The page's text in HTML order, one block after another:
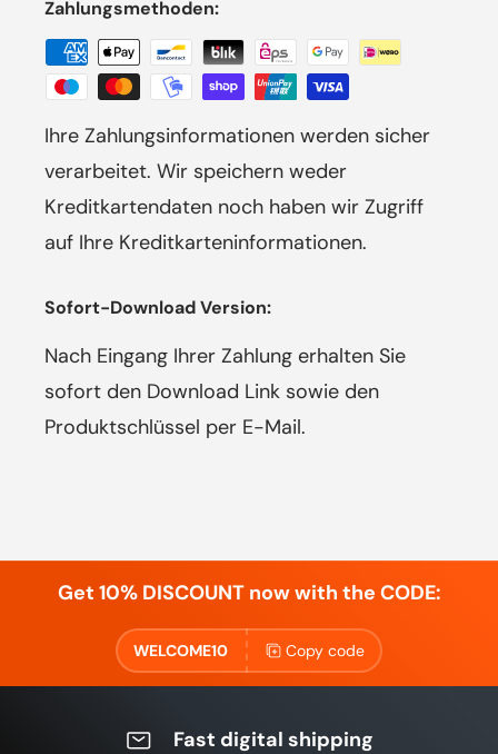
Zahlungsmethoden:
Ihre Zahlungsinformationen werden sicher
verarbeitet. Wir speichern weder
Kreditkartendaten noch haben wir Zugriff
auf Ihre Kreditkarteninformationen.
Sofort-Download Version:
Nach Eingang Ihrer Zahlung erhalten Sie
sofort den Download Link sowie den
Produktschlüssel per E-Mail.
Get 10% DISCOUNT now with the CODE:
WELCOME10 Copy code
Fast digital shipping